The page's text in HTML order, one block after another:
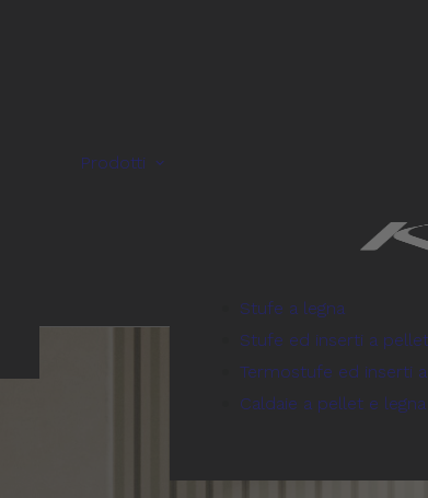
Prodotti
Stufe a legna
Stufe ed inserti a pellet
Termostufe ed inserti
Caldaie a pellet e legna